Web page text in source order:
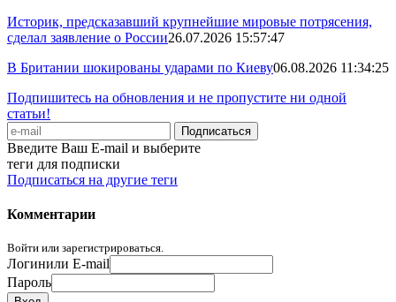
Историк, предсказавший крупнейшие мировые потрясения,
сделал заявление о России26.07.2026 15:57:47
В Британии шокированы ударами по Киеву06.08.2026 11:34:25
Подпишитесь на обновления и не пропустите ни одной
статьи!
Введите Ваш E-mail и выберите
теги для подписки
Подписаться на другие теги
Комментарии
Войти или зарегистрироваться.
Логинили E-mail
Пароль